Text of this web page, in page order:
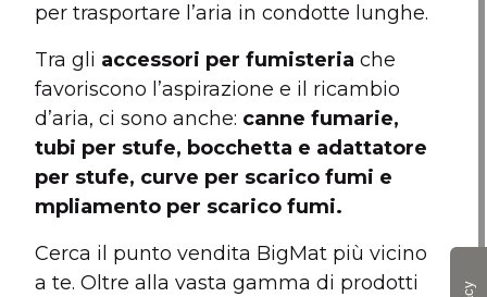
per trasportare l’aria in condotte lunghe.
Tra gli accessori per fumisteria che
favoriscono l’aspirazione e il ricambio
d’aria, ci sono anche: canne fumarie,
tubi per stufe, bocchetta e adattatore
per stufe, curve per scarico fumi e
mpliamento per scarico fumi.
Cerca il punto vendita BigMat più vicino
a te. Oltre alla vasta gamma di prodotti